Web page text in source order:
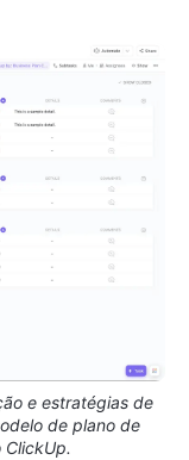
e estratégias de
de plano de